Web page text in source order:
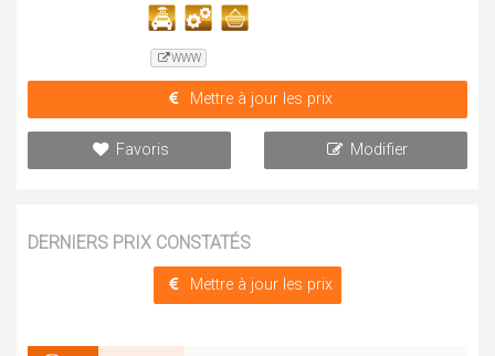
WWW
Mettre à jour les prix
Favoris Modifier
DERNIERS PRIX CONSTATÉS
Mettre à jour les prix